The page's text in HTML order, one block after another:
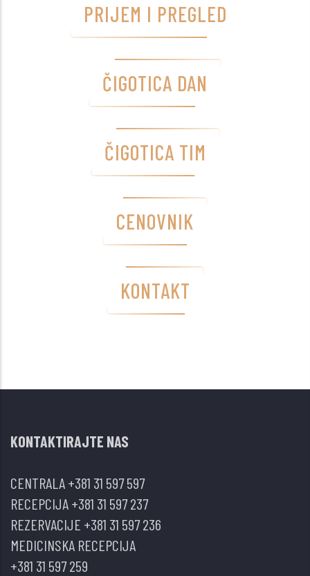
PRIJEM I PREGLED
ČIGOTICA DAN
ČIGOTICA TIM
CENOVNIK
KONTAKT
KONTAKTIRAJTE NAS
CENTRALA+381 31 597 597
RECEPCIJA+381 31 597 237
REZERVACIJE +381 31 597 236
MEDICINSKA RECEPCIJA
+381 31 597 259